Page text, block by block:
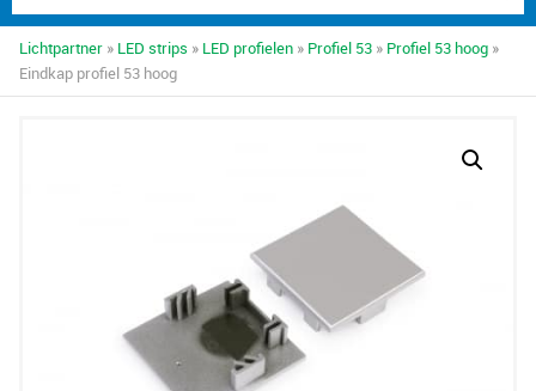
Lichtpartner » LED strips » LED profielen » Profiel 53 » Profiel 53 hoog »
Eindkap profiel 53 hoog